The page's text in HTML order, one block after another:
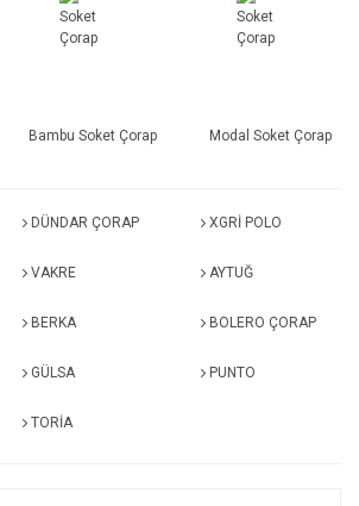
Bambu Soket Çorap Modal Soket Çorap
DÜNDAR ÇORAP XGRİ POLO
VAKRE AYTUĞ
BERKA BOLERO ÇORAP
GÜLSA PUNTO
TORİA